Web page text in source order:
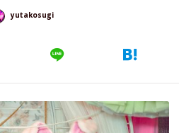
yutakosugi